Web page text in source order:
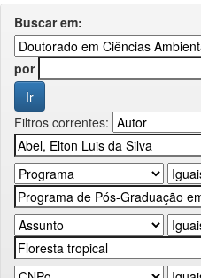
Buscar em:
por
Filtros correntes: